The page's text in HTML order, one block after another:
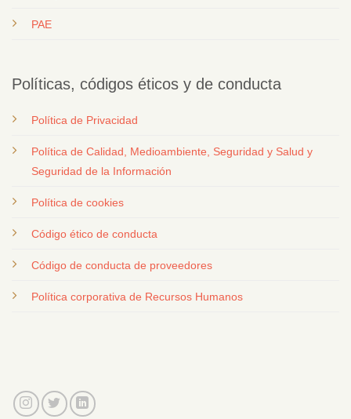
PAE
Políticas, códigos éticos y de conducta
Política de Privacidad
Política de Calidad, Medioambiente, Seguridad y Salud y
Seguridad de la Información
Política de cookies
Código ético de conducta
Código de conducta de proveedores
Política corporativa de Recursos Humanos